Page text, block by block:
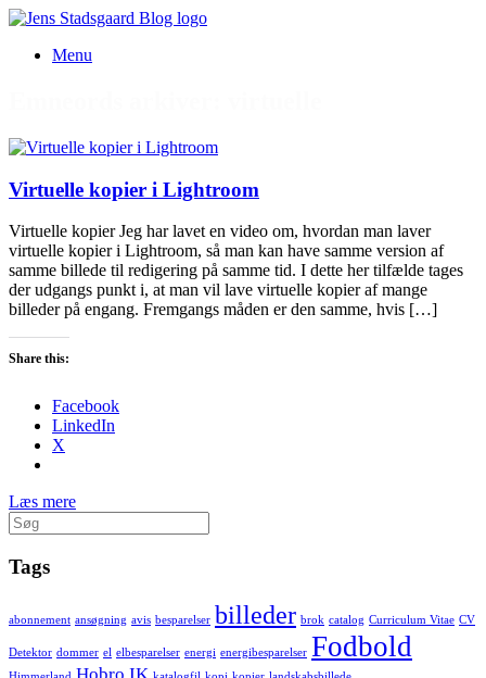
Gå
indholdMenu
Virtuelle kopier i Lightroom
Virtuelle kopier Jeg har lavet en video om, hvordan man laver
virtuelle kopier i Lightroom, så man kan have samme version af
samme billede til redigering på samme tid. I dette her tilfælde tages
der udgangs punkt i, at man vil lave virtuelle kopier af mange
billeder på engang. Fremgangs måden er den samme, hvis […]
Share this:
Facebook
LinkedIn
X
Læs mere
Søg
efter:
Tags
abonnement ansøgning avis besparelser billeder brok catalog Curriculum Vitae CV
Detektor dommer el elbesparelser energi energibesparelser Fodbold
Hobro IK